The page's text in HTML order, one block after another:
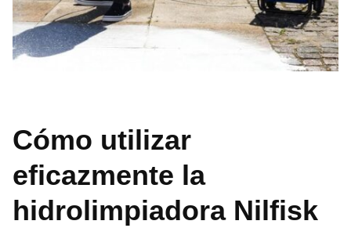
Cómo utilizar
eficazmente la
hidrolimpiadora Nilfisk